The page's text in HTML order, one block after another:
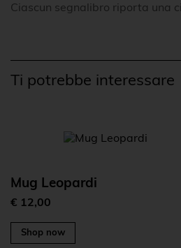
Ciascun segnalibro riporta una
Ti potrebbe interessare
Mug Leopardi
€ 12,00
Shop now